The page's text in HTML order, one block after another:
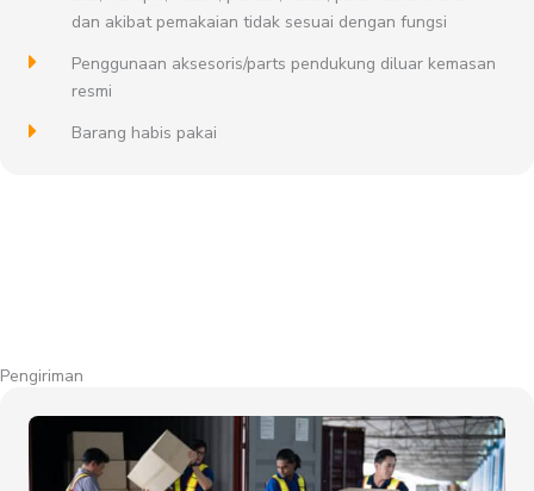
dan akibat pemakaian tidak sesuai dengan fungsi
Penggunaan aksesoris/parts pendukung diluar kemasan
resmi
Barang habis pakai
Pengiriman